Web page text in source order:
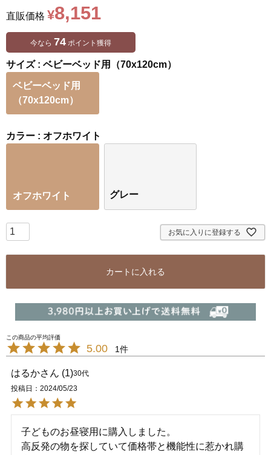
直販価格 ¥8,151
今なら 74 ポイント獲得
サイズ ベビーベッド用（70x120cm）
ベビーベッド用
（70x120cm）
カラー オフホワイト
オフホワイト グレー
お気に入りに登録する
カートに入れる
5.00 1
はるか 1 30代
投稿日
2024/05/23
子どものお昼寝用に購入しました。
高反発の物を探していて価格帯と機能性に惹かれ購